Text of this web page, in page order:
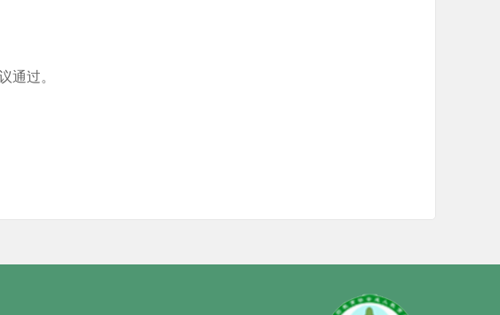
通过。